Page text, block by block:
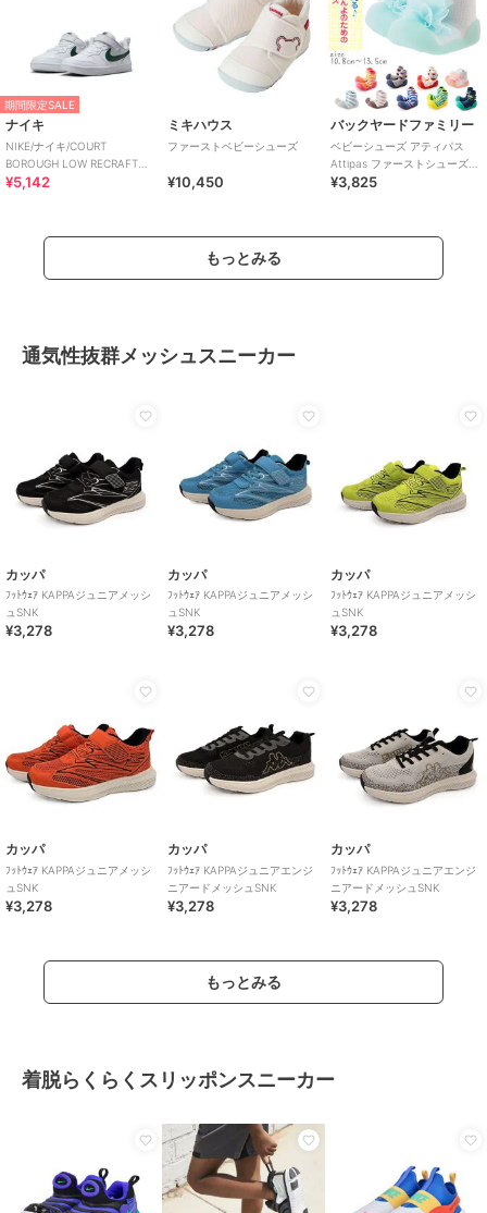
期間限定SALE
ナイキ
NIKE/ナイキ/COURT
BOROUGH LOW RECRAFT
BPV
¥5,142
ミキハウス
ファーストベビーシューズ
¥10,450
バックヤードファミリー
ベビーシューズ アティパス
Attipas ファーストシューズ
トレーニングシューズ コサー
¥3,825
もっとみる
通気性抜群メッシュスニーカー
カッパ
ﾌｯﾄｳｪｱ KAPPAジュニアメッシ
ュSNK
¥3,278
カッパ
ﾌｯﾄｳｪｱ KAPPAジュニアメッシ
ュSNK
¥3,278
カッパ
ﾌｯﾄｳｪｱ KAPPAジュニアメッシ
ュSNK
¥3,278
カッパ
ﾌｯﾄｳｪｱ KAPPAジュニアメッシ
ュSNK
¥3,278
カッパ
ﾌｯﾄｳｪｱ KAPPAジュニアエンジ
ニアードメッシュSNK
¥3,278
カッパ
ﾌｯﾄｳｪｱ KAPPAジュニアエンジ
ニアードメッシュSNK
¥3,278
もっとみる
着脱らくらくスリッポンスニーカー